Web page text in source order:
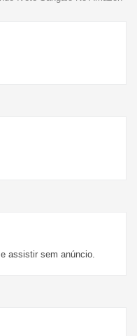
assistir sem anúncio.